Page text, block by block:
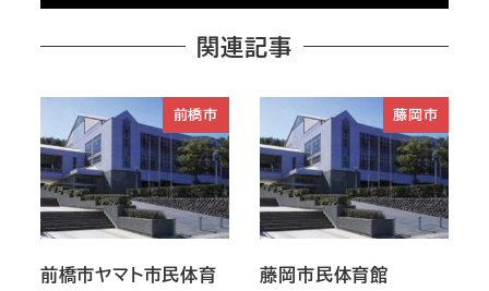
関連記事
前橋市
前橋市ヤマト市民体育
藤岡市
藤岡市民体育館